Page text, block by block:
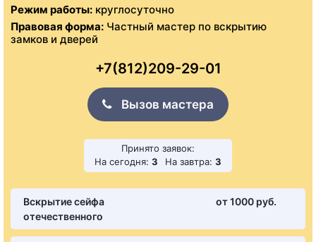
Режим работы: круглосуточно
Правовая форма: Частный мастер по вскрытию
замков и дверей
+7(812)209-29-01
Вызов мастера
Принято заявок:
На сегодня: 3 На завтра: 3
Вскрытие сейфа
отечественного
от 1000 pуб.